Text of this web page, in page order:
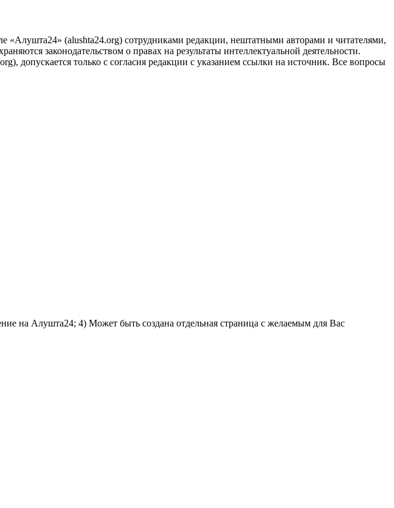
(alushta24.org) сотрудниками редакции, нештатными авторами и читателями,
законодательством о правах на результаты интеллектуальной деятельности.
допускается только с согласия редакции с указанием ссылки на источник. Все вопросы
на Алушта24; 4) Может быть создана отдельная страница с желаемым для Вас